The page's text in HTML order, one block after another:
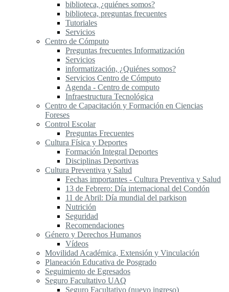
biblioteca, ¿quiénes somos?
biblioteca, preguntas frecuentes
Tutoriales
Servicios
Centro de Cómputo
Preguntas frecuentes Informatización
Servicios
informatización, ¿Quiénes somos?
Servicios Centro de Cómputo
Agenda - Centro de computo
Infraestructura Tecnológica
Centro de Capacitación y Formación en Ciencias
Foreses
Control Escolar
Preguntas Frecuentes
Cultura Física y Deportes
Formación Integral Deportes
Disciplinas Deportivas
Cultura Preventiva y Salud
Fechas importantes - Cultura Preventiva y Salud
13 de Febrero: Día internacional del Condón
11 de Abril: Día mundial del parkison
Nutrición
Seguridad
Recomendaciones
Género y Derechos Humanos
Vídeos
Movilidad Académica, Extensión y Vinculación
Planeación Educativa de Posgrado
Seguimiento de Egresados
Seguro Facultativo UAQ
Seguro Facultativo (nuevo ingreso)